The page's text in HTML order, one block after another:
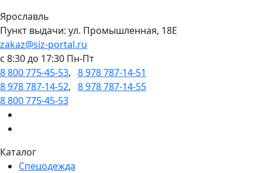
Ярославль
Пункт выдачи: ул. Промышленная, 18Е
zakaz@siz-portal.ru
c 8:30 до 17:30 Пн-Пт
8 800 775-45-53, 8 978 787-14-51
8 978 787-14-52, 8 978 787-14-55
8 800 775-45-53
Каталог
Спецодежда